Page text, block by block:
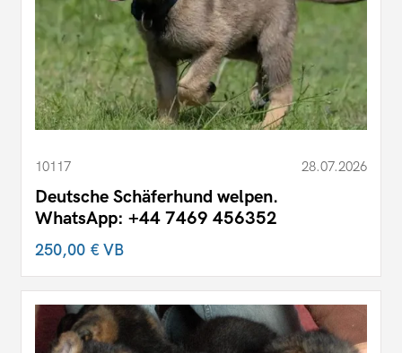
10117 28.07.2026
Deutsche Schäferhund welpen.
WhatsApp: +44 7469 456352
250,00 €VB